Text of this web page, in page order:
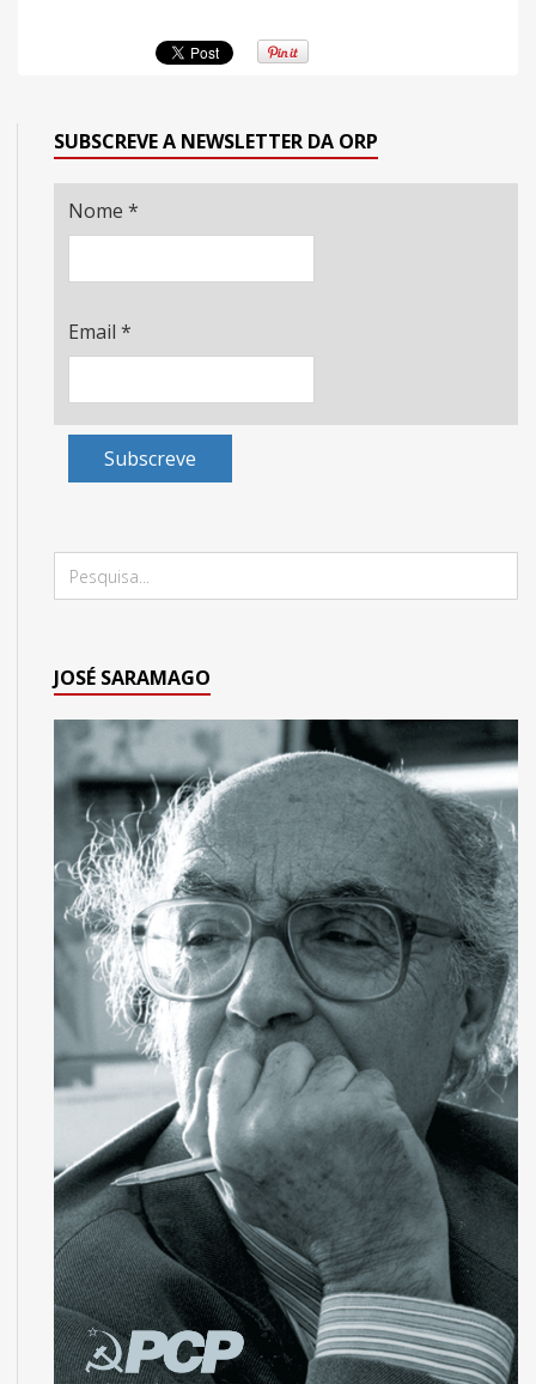
SUBSCREVE A NEWSLETTER DA ORP
Nome *
Email *
Subscreve
JOSÉ SARAMAGO